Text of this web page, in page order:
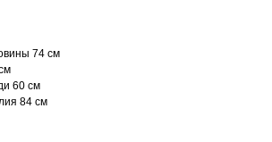
74 см
60 см
84 см